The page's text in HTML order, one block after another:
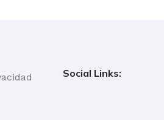
Social Links: